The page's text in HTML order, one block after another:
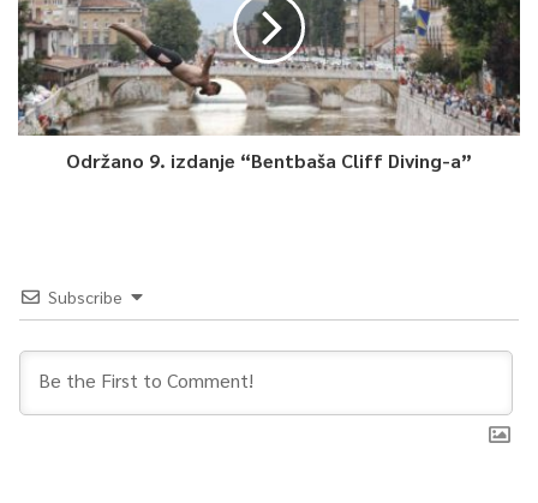
Održano 9. izdanje “Bentbaša Cliff Diving-a”
Subscribe